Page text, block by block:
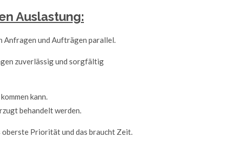
Auslastung:
Anfragen und Aufträgen parallel.
zuverlässig und sorgfältig
kann.
behandelt werden.
Priorität und das braucht Zeit.